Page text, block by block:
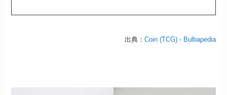
出典： Coin (TCG) - Bulbapedia